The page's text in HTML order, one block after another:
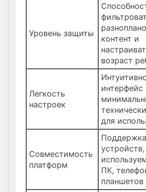
Уровень защиты
контент и
возраст
Легкость
настроек
интерфейс
для
Совместимость
платформ
устройств,
ПК,
планшетов